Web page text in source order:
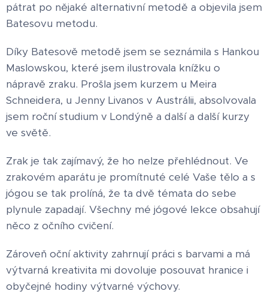
pátrat po nějaké alternativní metodě a objevila jsem
Batesovu metodu.
Díky Batesově metodě jsem se seznámila s Hankou
Maslowskou, které jsem ilustrovala knížku o
nápravě zraku. Prošla jsem kurzem u Meira
Schneidera, u Jenny Livanos v Austrálii, absolvovala
jsem roční studium v Londýně a další a další kurzy
ve světě.
Zrak je tak zajímavý, že ho nelze přehlédnout. Ve
zrakovém aparátu je promítnuté celé Vaše tělo a s
jógou se tak prolíná, že ta dvě témata do sebe
plynule zapadají. Všechny mé jógové lekce obsahují
něco z očního cvičení.
Zároveň oční aktivity zahrnují práci s barvami a má
výtvarná kreativita mi dovoluje posouvat hranice i
obyčejné hodiny výtvarné výchovy.